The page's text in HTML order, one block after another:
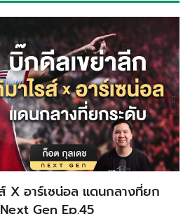
X อาร์เซน่อล แดนกลางที่ยก
Gen Ep.45